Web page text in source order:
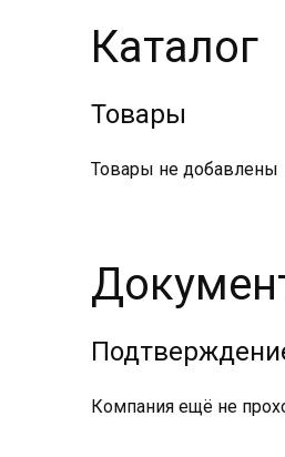
Каталог
Товары
Товары не добавлены
Компания ещё не